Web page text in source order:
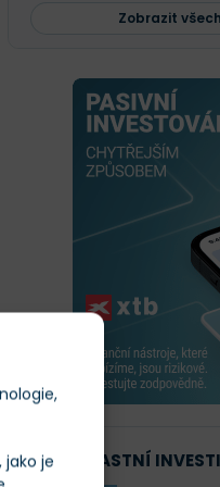
je
Zobrazit
NAŠE VLASTNÍ